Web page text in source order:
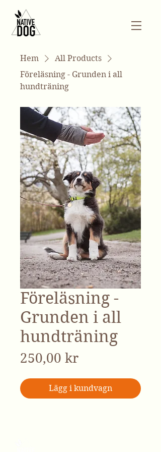
Hem
All Products
Föreläsning - Grunden i all
hundträning
Föreläsning -
Grunden i all
hundträning
250,00 krPris
Lägg i kundvagn